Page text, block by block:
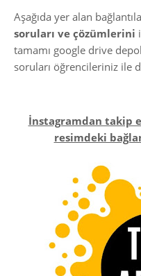
Aşağıda yer alan
soruları ve çözümlerini
tamamı google drive
soruları öğrencileriniz ile
İnstagramdan takip
resimdeki